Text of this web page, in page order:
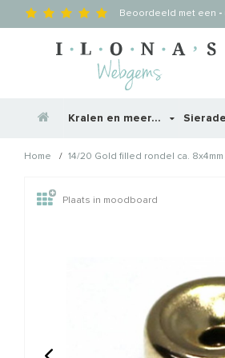
Beoordeeld met een -
Kralen en meer...
Home / 14/20 Gold filled rondel ca. 8x4mm
Wellicht zijn
Plaats in moodboard